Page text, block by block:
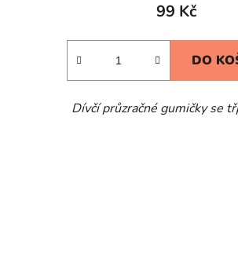
99 Kč
DO
Dívčí průzračné gumičky se